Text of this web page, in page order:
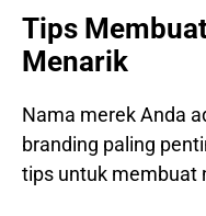
Tips
Menarik
Nama merek Anda
branding paling
tips untuk membuat